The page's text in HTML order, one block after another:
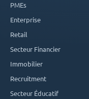
PMEs
Enterprise
Retail
Secteur Financier
Immobilier
Recruitment
Secteur Éducatif